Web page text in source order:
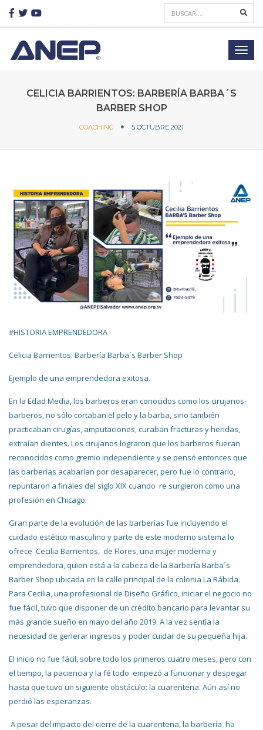
CELICIA BARRIENTOS: BARBERÍA BARBA´S
BARBER SHOP
COACHING 5 OCTUBRE 2021
#HISTORIA EMPRENDEDORA
Celicia Barrientos: Barbería Barba´s Barber Shop
Ejemplo de una emprendedora exitosa.
En la Edad Media, los barberos eran conocidos como los cirujanos-
barberos, no sólo cortaban el pelo y la barba, sino también
practicaban cirugías, amputaciones, curaban fracturas y heridas,
extraían dientes. Los cirujanos lograron que los barberos fueran
reconocidos como gremio independiente y se pensó entonces que
las barberías acabarían por desaparecer, pero fue lo contrario,
repuntaron a finales del siglo XIX cuando re surgieron como una
profesión en Chicago.
Gran parte de la evolución de las barberías fue incluyendo el
cuidado estético masculino y parte de este moderno sistema lo
ofrece Cecilia Barrientos, de Flores, una mujer moderna y
emprendedora, quien está a la cabeza de la Barbería Barba´s
Barber Shop ubicada en la calle principal de la colonia La Rábida.
Para Cecilia, una profesional de Diseño Gráfico, iniciar el negocio no
fue fácil, tuvo que disponer de un crédito bancario para levantar su
más grande sueño en mayo del año 2019. A la vez sentía la
necesidad de generar ingresos y poder cuidar de su pequeña hija.
El inicio no fue fácil, sobre todo los primeros cuatro meses, pero con
el tiempo, la paciencia y la fé todo empezó a funcionar y despegar
hasta que tuvo un siguiente obstáculo: la cuarentena. Aún así no
perdió las esperanzas.
A pesar del impacto del cierre de la cuarentena, la barbería ha